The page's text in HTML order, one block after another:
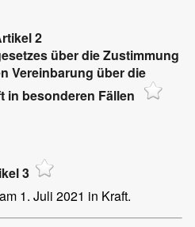
2
über die Zustimmung
Vereinbarung über die
in besonderen Fällen
3
1. Juli 2021 in Kraft.